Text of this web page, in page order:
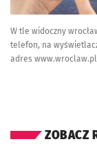
W tle widoczny
telefon, na
adres
ZOBACZ